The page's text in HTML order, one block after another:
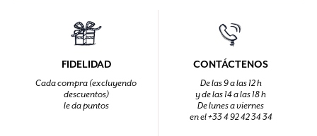
FIDELIDAD
Cada compra (excluyendo
descuentos)
le da puntos
CONTÁCTENOS
De las 9 a las 12 h
y de las 14 a las 18 h
De lunes a viernes
en el +33 4 92 42 34 34